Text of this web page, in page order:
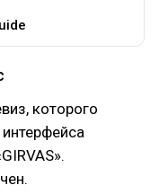
которого